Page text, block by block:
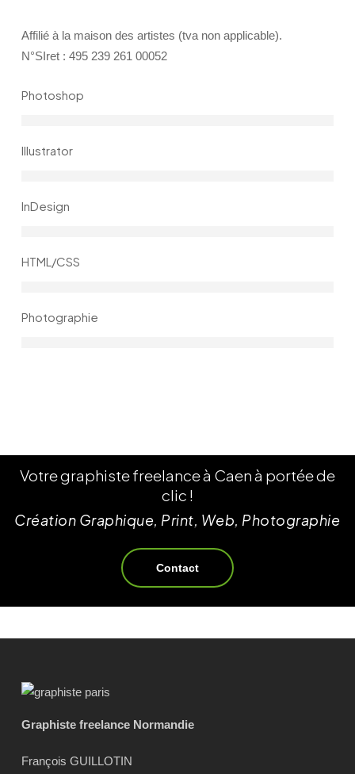
Affilié à la maison des artistes (tva non applicable).
N°SIret : 495 239 261 00052
Photoshop
Illustrator
InDesign
HTML/CSS
Photographie
Votre graphiste freelance à Caen à portée de
clic !
Création Graphique, Print, Web, Photographie
Contact
Graphiste freelance Normandie
François GUILLOTIN